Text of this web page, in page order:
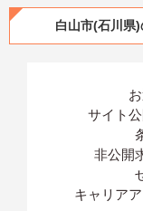
白山市(石川県
サイト
非公開
キャリア